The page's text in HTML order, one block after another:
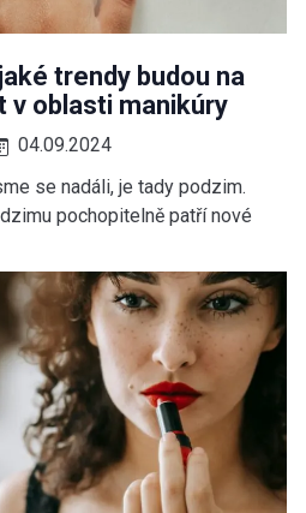
trendy budou na
v oblasti manikúry
04.09.2024
se nadáli, je tady podzim.
pochopitelně patří nové